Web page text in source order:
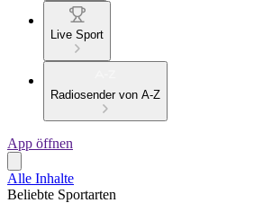
Live Sport
Radiosender von A-Z
App öffnen
Alle Inhalte
Beliebte Sportarten